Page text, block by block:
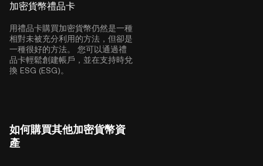
加密貨幣禮品卡
用禮品卡購買加密貨幣仍然是一種
相對未被充分利用的方法，但卻是
一種很好的方法。 您可以通過禮
品卡輕鬆創建帳戶，並在支持時兌
換 ESG (ESG)。
如何購買其他加密貨幣資
產